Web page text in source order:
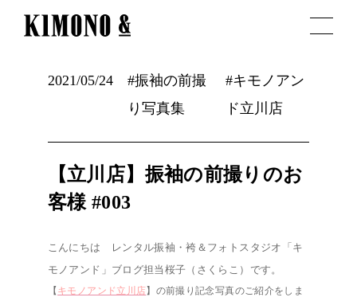
2021/05/24
#振袖の前撮
り写真集
#キモノアン
ド立川店
【立川店】振袖の前撮りのお
客様 #003
こんにちは レンタル振袖・袴 ＆フォトスタジオ「キ
モノアンド」ブログ担当桜子（さくらこ）です。
【 キモノアンド立川店】の前撮り記念写真のご紹介をしま